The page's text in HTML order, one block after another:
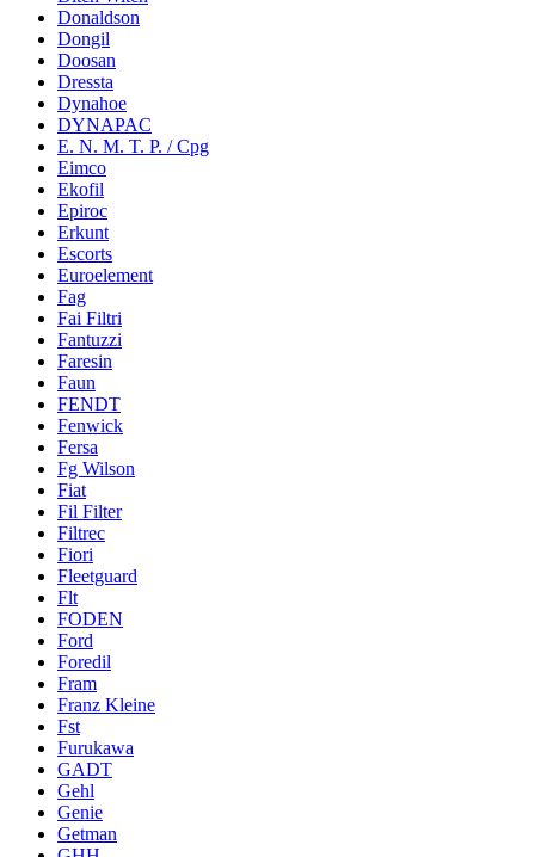
Donaldson
Dongil
Doosan
Dressta
Dynahoe
DYNAPAC
E. N. M. T. P. / Cpg
Eimco
Ekofil
Epiroc
Erkunt
Escorts
Euroelement
Fag
Fai Filtri
Fantuzzi
Faresin
Faun
FENDT
Fenwick
Fersa
Fg Wilson
Fiat
Fil Filter
Filtrec
Fiori
Fleetguard
Flt
FODEN
Ford
Foredil
Fram
Franz Kleine
Fst
Furukawa
GADT
Gehl
Genie
Getman